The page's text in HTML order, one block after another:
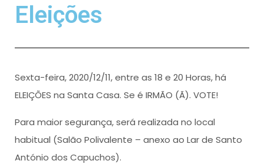
Eleições
Sexta-feira, 2020/12/11, entre as 18 e 20 Horas, há
ELEIÇÕES na Santa Casa. Se é IRMÃO (Ã). VOTE!
Para maior segurança, será realizada no local
habitual (Salão Polivalente – anexo ao Lar de Santo
António dos Capuchos).